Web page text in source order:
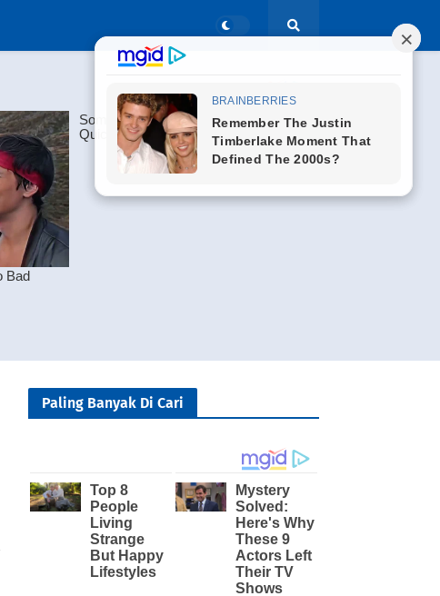
Paling Banyak Di Cari